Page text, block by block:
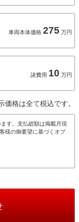
車両本体価格 275 万円
諸費用 10 万円
価格は全て税込です。
す。支払総額は掲載月現
様の御要望に基づくオプ